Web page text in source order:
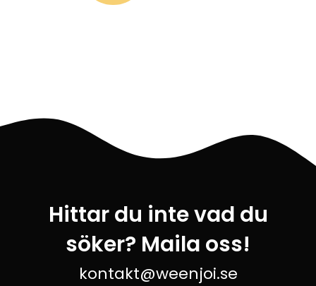
Hittar du inte vad du
söker? Maila oss!
kontakt@weenjoi.se